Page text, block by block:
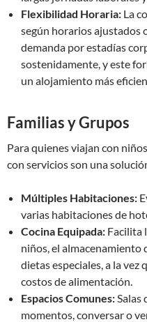
Flexibilidad Horaria: La
según horarios ajustados
demanda por estadías
sostenidamente, y este
un alojamiento más
Familias y Grupos
Para quienes viajan con
con servicios son una
Múltiples Habitaciones:
varias habitaciones de
Cocina Equipada: Facilita
niños, el almacenamiento
dietas especiales, a la
costos de alimentación.
Espacios Comunes:Salas
momentos, conversar o